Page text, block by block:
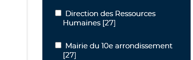
Direction des Ressources Humaines
Direction des Ressources
Humaines [27]
Mairie du 10e arrondissement
Mairie du 10e arrondissement
[27]